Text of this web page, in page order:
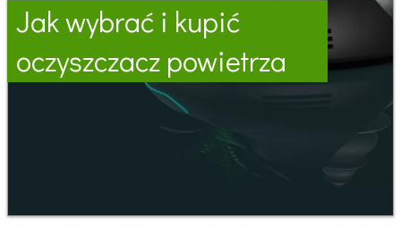
Jak wybrać i kupić
oczyszczacz powietrza